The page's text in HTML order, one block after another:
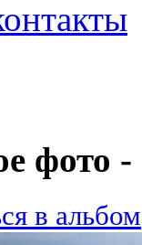
фото
в альбом